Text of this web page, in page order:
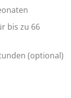
bis zu 66
(optional)